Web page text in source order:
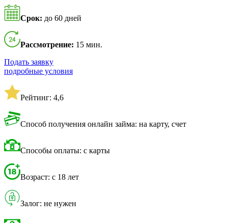
Срок: до 60 дней
Рассмотрение: 15 мин.
Подать заявку
подробные условия
Рейтинг: 4,6
Способ получения онлайн займа: на карту, счет
Способы оплаты: с карты
Возраст: с 18 лет
Залог: не нужен